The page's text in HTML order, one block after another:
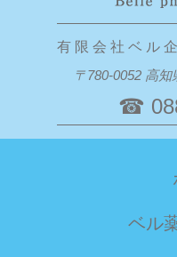
有 限 会 社 ベ ル
〒780-0052 高
☎
ベル